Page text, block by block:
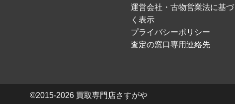
運営会社・古物営業法に基づ
く表示
プライバシーポリシー
査定の窓口専用連絡先
©2015-2026 買取専門店さすがや